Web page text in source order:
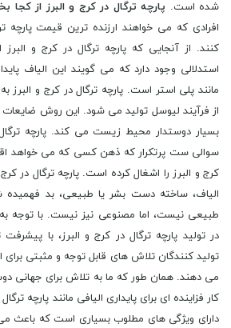
شده است. پارچه ترگال در کرج و البرز از کجا
افرادی که می خواهند ارزنده ترین قیمت پارچه
کنند. از آنجایی که پارچه ترگال در کرج و
استدلالی وجود دارد که می گویند این الیاف
مانند پلی استر است. پارچه ترگال در کرج و البرز
از فرآیند لیوسل تولید می شود. این روش
بسیار دوستدار محیط زیست می کند. پارچه
سوالی ست پرتکرار که ذهن کسی که می خواهد
کرج و البرز را اشغال کرده است. پارچه ترگال در کرج
الیاف، ساخته دست بشر یا طبیعی، بد
طبیعی نیست، اما مصنوعی نیز نیست. با توجه به
در تولید پارچه ترگال در کرج و البرز، با پیشرفت
تولید کنندگان تلاش های قابل توجه و مثبتی برای
می دهند. همان طور که ما به تلاش برای جهانی
کار فزاینده ای برای پایداری الیافی مانند پارچه
دارای ویژگی های مطلوب بسیاری است که باعث